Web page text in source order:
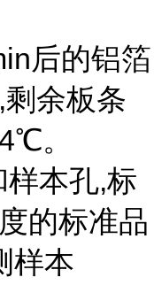
后的铝箔
余板条
。
本孔,标
的标准品
样本